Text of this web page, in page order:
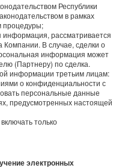
Республики
в рамках
процедуры;
рассматривается
Компании. В случае, сделки о
информация может
(Партнеру) по сделка.
информации третьим лицам:
о конфиденциальности с
персональные данные
предусмотренных настоящей
только
электронных